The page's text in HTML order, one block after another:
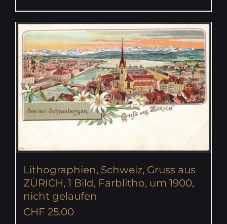
Lithographien, Schweiz, Gruss aus
ZÜRICH, 1 Bild, Farblitho, um 1900,
nicht gelaufen
CHF 25.00